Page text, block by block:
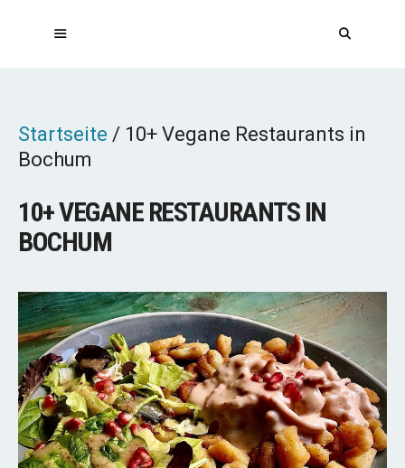
Startseite / 10+ Vegane Restaurants in
Bochum
10+ VEGANE RESTAURANTS IN
BOCHUM